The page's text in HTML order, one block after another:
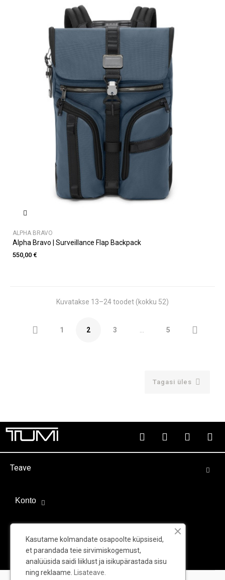
ALPHA BRAVO
Alpha Bravo | Surveillance Flap Backpack
550,00 €
Kuvatakse 13–24 toodet (kokku 52)
 1 2 3 5 
Tagasi üles 
Teave
Konto
Kasutame kolmandate osapoolte küpsiseid,
et parandada teie sirvimiskogemust,
analüüsida saidi liiklust ja isikupärastada sisu
ning reklaame.
Lisateave.